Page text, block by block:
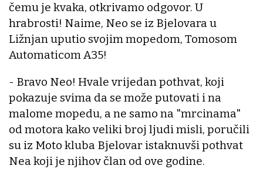
čemu je kvaka, otkrivamo odgovor. U
hrabrosti! Naime, Neo se iz Bjelovara u
Ližnjan uputio svojim mopedom, Tomosom
Automaticom A35!
- Bravo Neo! Hvale vrijedan pothvat, koji
pokazuje svima da se može putovati i na
malome mopedu, a ne samo na "mrcinama"
od motora kako veliki broj ljudi misli, poručili
su iz Moto kluba Bjelovar istaknuvši pothvat
Nea koji je njihov član od ove godine.